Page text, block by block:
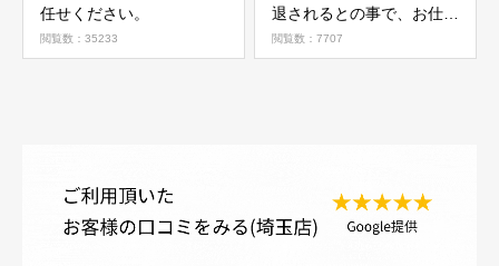
任せください。
閲覧数：35233
退されるとの事で、お仕事
の機械や工具、使用されて
いた部材などの片付けを致
閲覧数：7707